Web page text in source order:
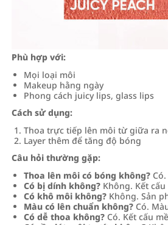
Phù hợp với:
Mọi loại môi
Makeup hằng ngày
Phong cách juicy lips, glass lips
Cách sử dụng:
Thoa trực tiếp lên môi từ giữa ra
Layer thêm để tăng độ bóng
Câu hỏi thường gặp:
Thoa lên môi có bóng không?
Có bị dính không? Không. Kết
Có khô môi không? Không. Sản
Màu có lên chuẩn không? Có.
Có dễ thoa không? Có. Kết cấu